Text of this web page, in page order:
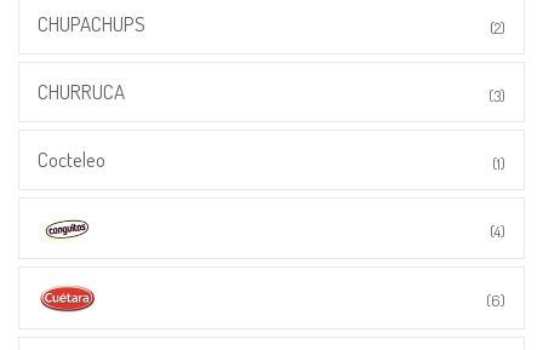
CHUPACHUPS (2)
CHURRUCA (3)
Cocteleo (1)
(4)
(6)